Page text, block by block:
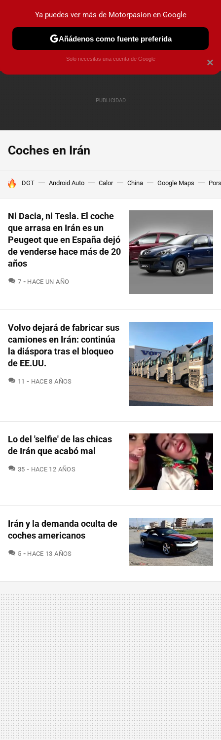
PRUEBAS COCHES ELÉCTRICOS OBSERVATORIO
Coches en Irán
HOY SE HABLA DE
DGT Android Auto Calor China Google Maps
Ni Dacia, ni Tesla. El coche
que arrasa en Irán es un
Peugeot que en España dejó
de venderse hace más de 20
años
7 COMENTARIOS
HACE UN AÑO
Volvo dejará de fabricar sus
camiones en Irán: continúa
la diáspora tras el bloqueo
de EE.UU.
11 COMENTARIOS
HACE 8 AÑOS
Lo del 'selfie' de las chicas
de Irán que acabó mal
35 COMENTARIOS
HACE 12 AÑOS
Irán y la demanda oculta de
coches americanos
5 COMENTARIOS
HACE 13 AÑOS
×
Ya puedes ver más de Motorpasion en Google
Añádenos como fuente preferida
Solo necesitas una cuenta de Google